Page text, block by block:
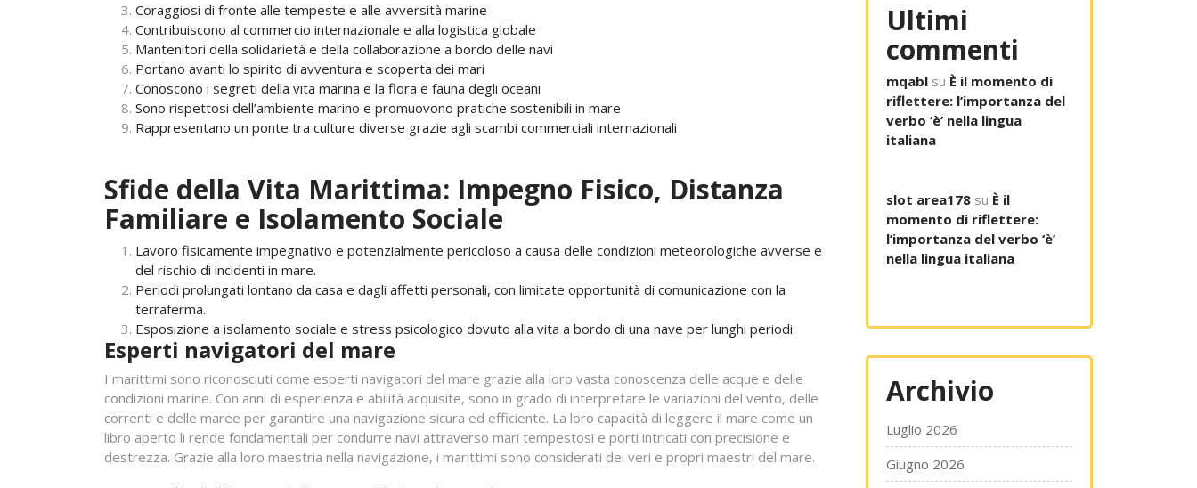
Coraggiosi di fronte alle tempeste e alle avversità marine
Contribuiscono al commercio internazionale e alla logistica globale
Mantenitori della solidarietà e della collaborazione a bordo delle navi
Portano avanti lo spirito di avventura e scoperta dei mari
Conoscono i segreti della vita marina e la flora e fauna degli oceani
Sono rispettosi dell’ambiente marino e promuovono pratiche sostenibili in mare
Rappresentano un ponte tra culture diverse grazie agli scambi commerciali internazionali
Sfide della Vita Marittima: Impegno Fisico, Distanza
Familiare e Isolamento Sociale
Lavoro fisicamente impegnativo e potenzialmente pericoloso a causa delle condizioni meteorologiche avverse e
del rischio di incidenti in mare.
Periodi prolungati lontano da casa e dagli affetti personali, con limitate opportunità di comunicazione con la
terraferma.
Esposizione a isolamento sociale e stress psicologico dovuto alla vita a bordo di una nave per lunghi periodi.
Esperti navigatori del mare
I marittimi sono riconosciuti come esperti navigatori del mare grazie alla loro vasta conoscenza delle acque e delle
condizioni marine. Con anni di esperienza e abilità acquisite, sono in grado di interpretare le variazioni del vento, delle
correnti e delle maree per garantire una navigazione sicura ed efficiente. La loro capacità di leggere il mare come un
libro aperto li rende fondamentali per condurre navi attraverso mari tempestosi e porti intricati con precisione e
destrezza. Grazie alla loro maestria nella navigazione, i marittimi sono considerati dei veri e propri maestri del mare.
Ultimi
commenti
mqabl su È il momento di
riflettere: l’importanza del
verbo ‘è’ nella lingua
italiana
slot area178 su È il
momento di riflettere:
l’importanza del verbo ‘è’
nella lingua italiana
Archivio
Luglio 2026
Giugno 2026